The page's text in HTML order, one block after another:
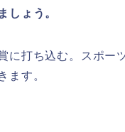
しょう。
に打ち込む。スポー
ます。